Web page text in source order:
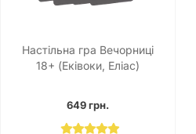
Настільна гра Вечорниці
18+ (Еківоки, Еліас)
649 грн.